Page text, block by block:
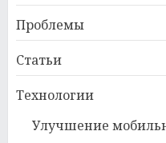
Проблемы
Статьи
Технологии
Улучшение